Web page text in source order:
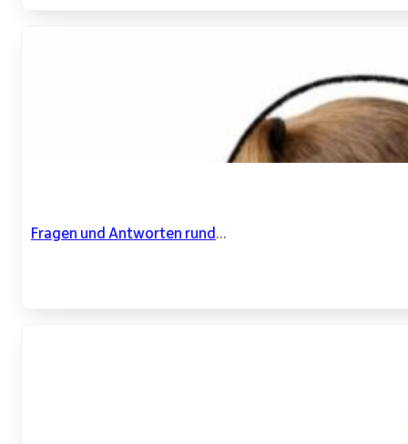
Fragen und Antworten rund...